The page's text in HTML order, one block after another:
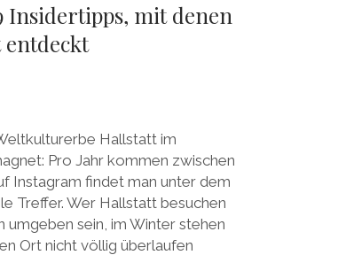
mit denen
Hallstatt im
Pro Jahr kommen zwischen
Instagram findet man unter dem
Treffer. Wer Hallstatt besuchen
sein, im Winter stehen
Ort nicht völlig überlaufen